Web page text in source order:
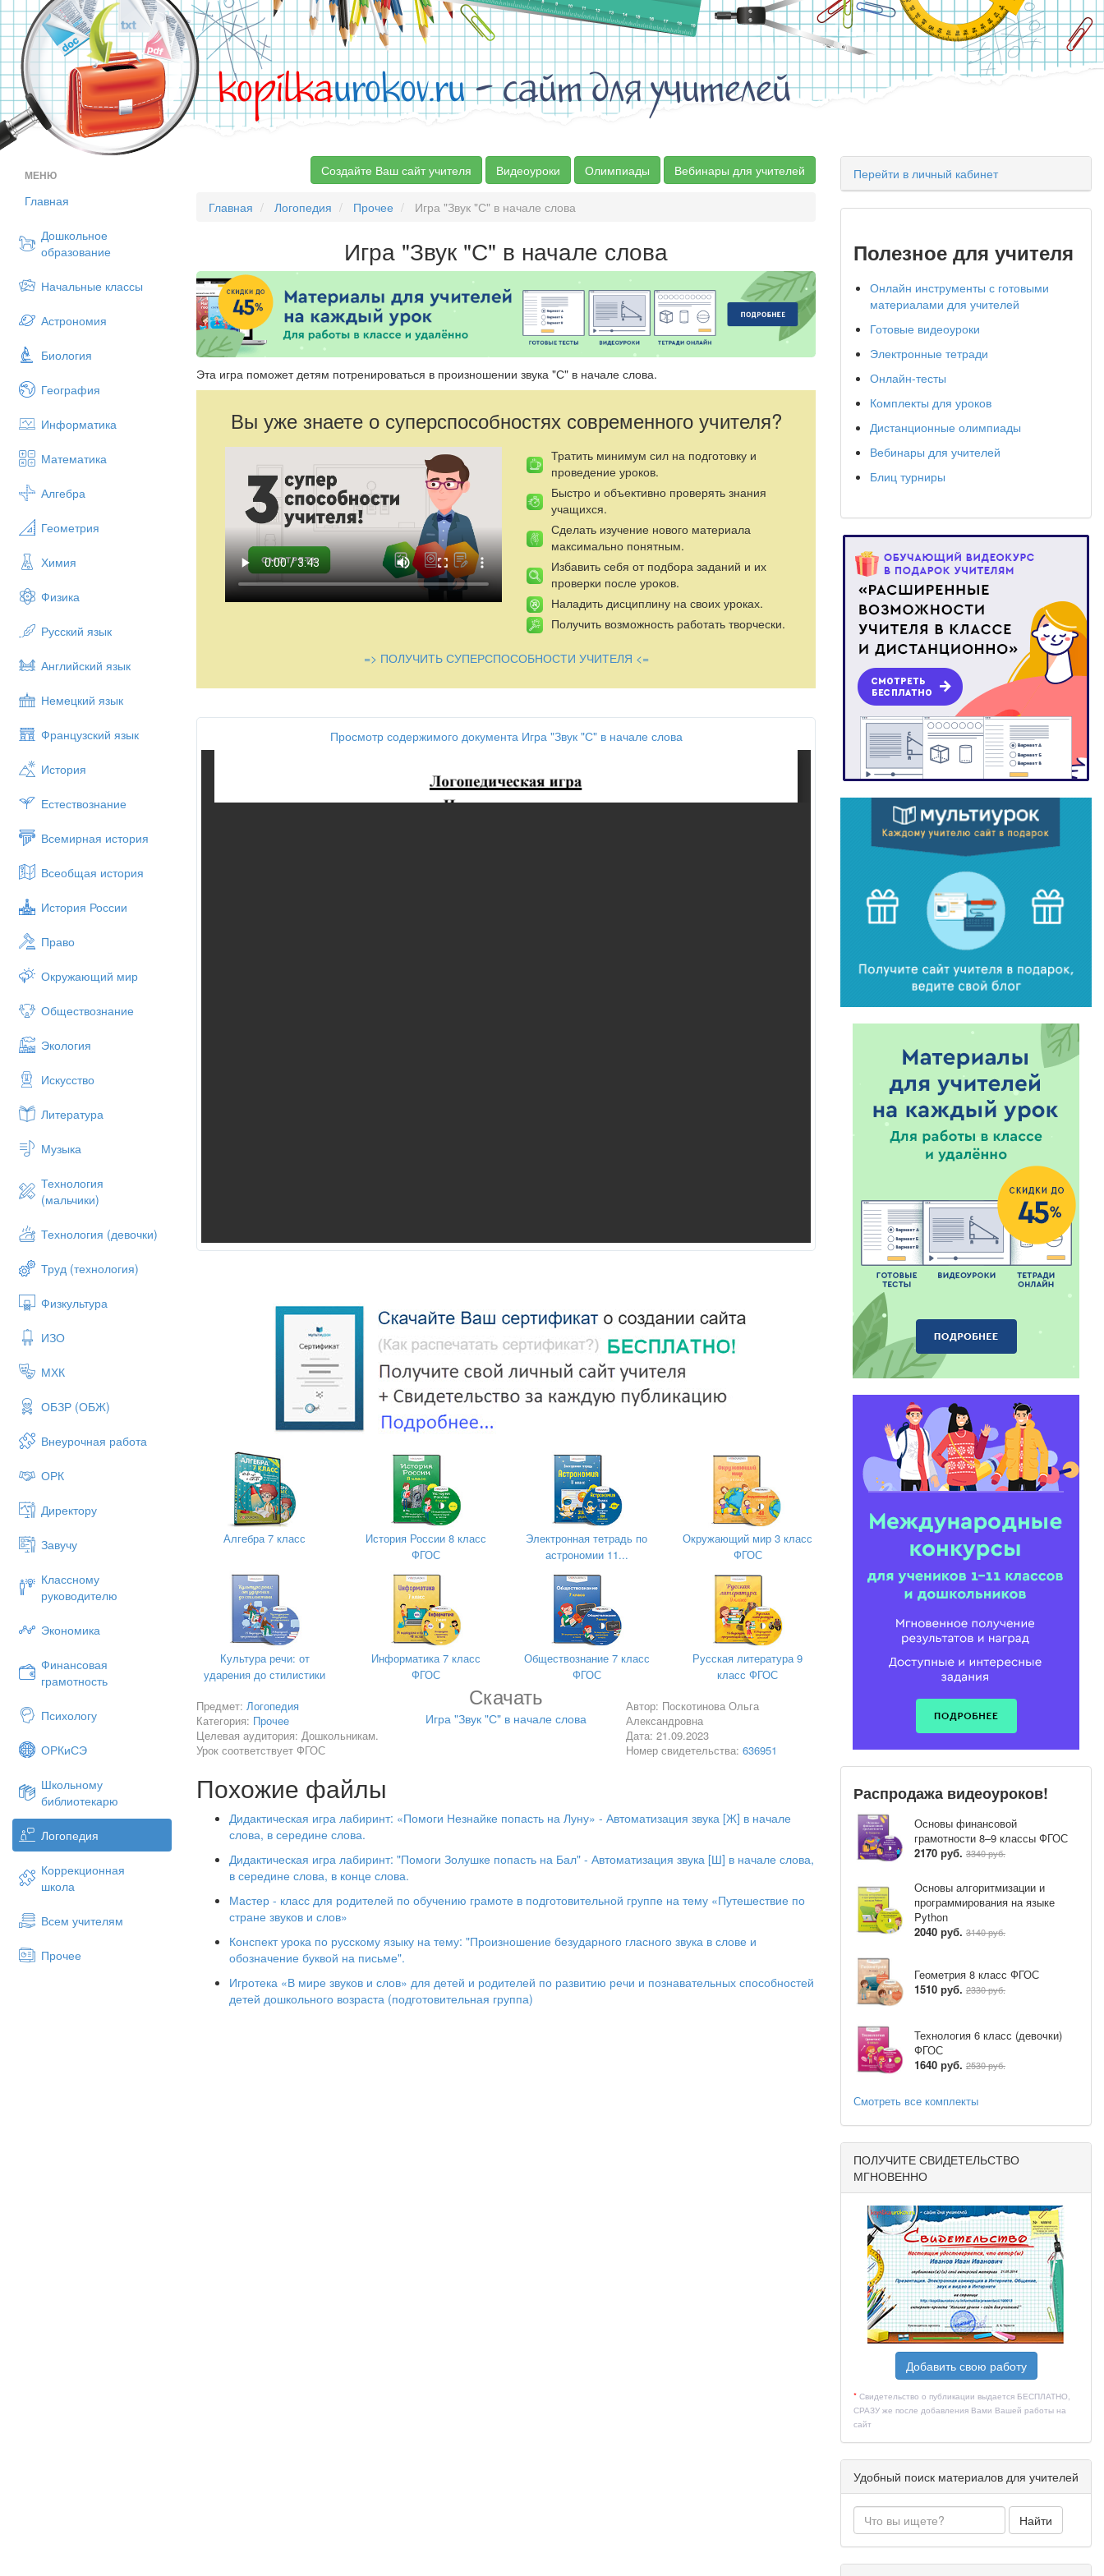
kopilkaurokov.ru- сайт для учителей
МЕНЮ
Главная
Дошкольное
образование
Начальные классы
Астрономия
Биология
География
Информатика
Математика
Алгебра
Геометрия
Химия
Физика
Русский язык
Английский язык
Немецкий язык
Французский язык
История
Естествознание
Всемирная история
Всеобщая история
История России
Право
Окружающий мир
Обществознание
Экология
Искусство
Литература
Музыка
Технология
(мальчики)
Технология (девочки)
Труд (технология)
Физкультура
ИЗО
МХК
ОБЗР (ОБЖ)
Внеурочная работа
ОРК
Директору
Завучу
Классному
руководителю
Экономика
Финансовая
грамотность
Психологу
ОРКиСЭ
Школьному
библиотекарю
Логопедия
Коррекционная
школа
Всем учителям
Прочее
Создайте Ваш сайт учителя Видеоуроки Олимпиады Вебинары для учителей
Главная Логопедия Прочее Игра "Звук "С" в начале слова
Игра "Звук "С" в начале слова
Эта игра поможет детям потренироваться в произношении звука "С" в начале слова.
Вы уже знаете о суперспособностях современного учителя?
Тратить минимум сил на подготовку и
проведение уроков.
Быстро и объективно проверять знания
учащихся.
Сделать изучение нового материала
максимально понятным.
Избавить себя от подбора заданий и их
проверки после уроков.
Наладить дисциплину на своих уроках.
Получить возможность работать творчески.
=> ПОЛУЧИТЬ СУПЕРСПОСОБНОСТИ УЧИТЕЛЯ <=
Просмотр содержимого документа Игра "Звук "С" в начале слова
Алгебра 7 класс
История России 8 класс
ФГОС
Электронная тетрадь по
астрономии 11...
Окружающий мир 3 класс
ФГОС
Культура речи: от
ударения до стилистики
Информатика 7 класс
ФГОС
Обществознание 7 класс
ФГОС
Русская литература 9
класс ФГОС
Предмет: Логопедия
Категория: Прочее
Целевая аудитория: Дошкольникам.
Урок соответствует ФГОС
Скачать
Игра "Звук "С" в начале слова
Автор: Поскотинова Ольга
Александровна
Дата: 21.09.2023
Номер свидетельства: 636951
Похожие файлы
Дидактическая игра лабиринт: «Помоги Незнайке попасть на Луну» - Автоматизация звука [Ж] в начале
слова, в середине слова.
Дидактическая игра лабиринт: "Помоги Золушке попасть на Бал" - Автоматизация звука [Ш] в начале слова,
в середине слова, в конце слова.
Мастер - класс для родителей по обучению грамоте в подготовительной группе на тему «Путешествие по
стране звуков и слов»
Конспект урока по русскому языку на тему: "Произношение безударного гласного звука в слове и
обозначение буквой на письме".
Игротека «В мире звуков и слов» для детей и родителей по развитию речи и познавательных способностей
детей дошкольного возраста (подготовительная группа)
Перейти в личный кабинет
Полезное для учителя
Онлайн инструменты с готовыми
материалами для учителей
Готовые видеоуроки
Электронные тетради
Онлайн-тесты
Комплекты для уроков
Дистанционные олимпиады
Вебинары для учителей
Блиц турниры
Распродажа видеоуроков!
Основы финансовой
грамотности 8–9 классы ФГОС
2170 руб. 3340 руб.
Основы алгоритмизации и
программирования на языке
Python
2040 руб. 3140 руб.
Геометрия 8 класс ФГОС
1510 руб. 2330 руб.
Технология 6 класс (девочки)
ФГОС
1640 руб. 2530 руб.
Смотреть все комплекты
ПОЛУЧИТЕ СВИДЕТЕЛЬСТВО
МГНОВЕННО
Добавить свою работу
* Свидетельство о публикации выдается БЕСПЛАТНО,
СРАЗУ же после добавления Вами Вашей работы на
сайт
Удобный поиск материалов для учителей
Найти